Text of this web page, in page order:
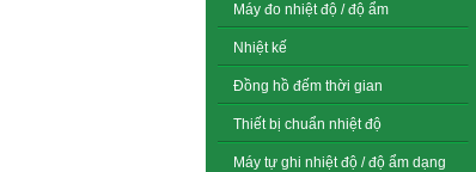
Máy đo nhiệt độ / độ ẩm
Nhiệt kế
Đồng hồ đếm thời gian
Thiết bị chuẩn nhiệt độ
Máy tự ghi nhiệt độ / độ ẩm dạng